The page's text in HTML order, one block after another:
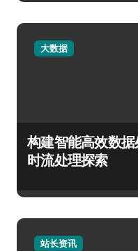
大数据
构建智能高效数
时流处理探索
站长资讯